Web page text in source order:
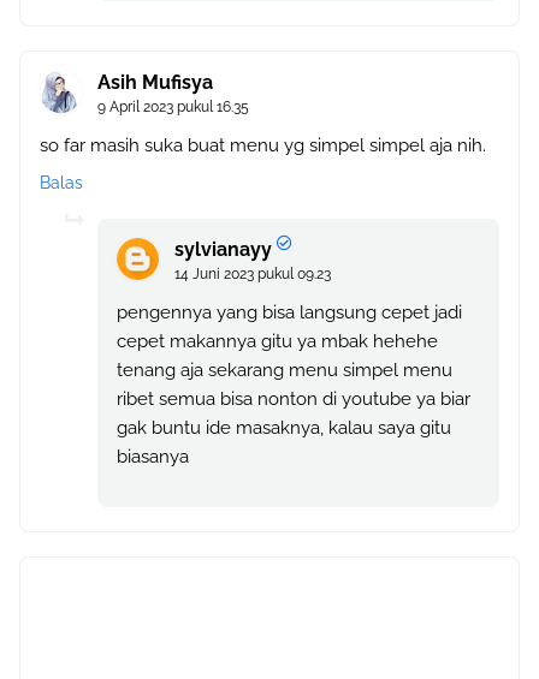
Asih Mufisya
9 April 2023 pukul 16.35
so far masih suka buat menu yg simpel simpel aja nih.
Balas
sylvianayy
14 Juni 2023 pukul 09.23
pengennya yang bisa langsung cepet jadi
cepet makannya gitu ya mbak hehehe
tenang aja sekarang menu simpel menu
ribet semua bisa nonton di youtube ya biar
gak buntu ide masaknya, kalau saya gitu
biasanya